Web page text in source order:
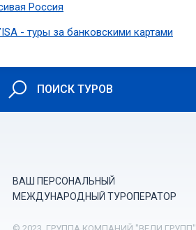
Россия
- туры за банковскими картами
ПОИСК ТУРОВ
ВАШ ПЕРСОНАЛЬНЫЙ
МЕЖДУНАРОДНЫЙ ТУРОПЕРАТОР